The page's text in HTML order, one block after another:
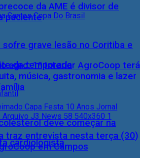
sofre grave lesão no Coritiba e
da temporada
deve começar na
cardiologista
da AME é divisor de
paciente
agro: 1º Interior AgroCoop terá
música, gastronomia e lazer
traz entrevista nesta terça (30)
em Campos